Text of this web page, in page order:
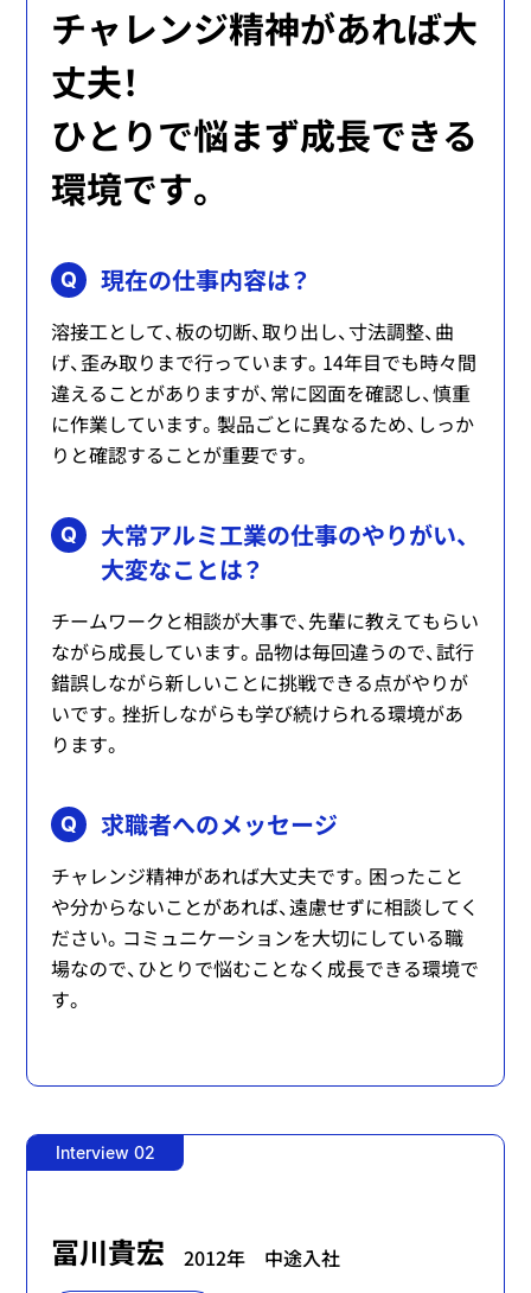
チャレンジ精神があれば大
丈夫！
ひとりで悩まず成長できる
環境です。
Q 現在の仕事内容は？
溶接工として、板の切断、取り出し、寸法調整、曲
げ、歪み取りまで行っています。14年目でも時々間
違えることがありますが、常に図面を確認し、慎重
に作業しています。製品ごとに異なるため、しっか
りと確認することが重要です。
Q
大常アルミ工業の仕事のやりがい、
大変なことは？
チームワークと相談が大事で、先輩に教えてもらい
ながら成長しています。品物は毎回違うので、試行
錯誤しながら新しいことに挑戦できる点がやりが
いです。挫折しながらも学び続けられる環境があ
ります。
Q 求職者へのメッセージ
チャレンジ精神があれば大丈夫です。困ったこと
や分からないことがあれば、遠慮せずに相談してく
ださい。コミュニケーションを大切にしている職
場なので、ひとりで悩むことなく成長できる環境で
す。
Interview 02
冨川貴宏 2012年 中途入社